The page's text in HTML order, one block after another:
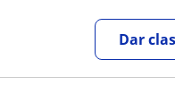
Dar